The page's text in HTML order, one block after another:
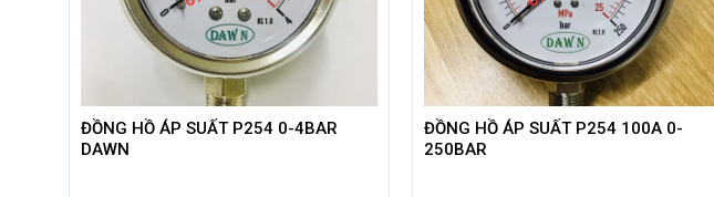
ĐỒNG HỒ ÁP SUẤT P254 0-4BAR
DAWN
ĐỒNG HỒ ÁP SUẤT P254 100A 0-
250BAR